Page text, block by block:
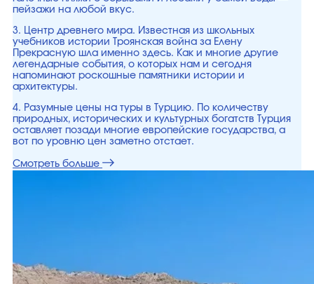
пейзажи на любой вкус.
3. Центр древнего мира. Известная из школьных
учебников истории Троянская война за Елену
Прекрасную шла именно здесь. Как и многие другие
легендарные события, о которых нам и сегодня
напоминают роскошные памятники истории и
архитектуры.
4. Разумные цены на туры в Турцию. По количеству
природных, исторических и культурных богатств Турция
оставляет позади многие европейские государства, а
вот по уровню цен заметно отстает.
Смотреть больше